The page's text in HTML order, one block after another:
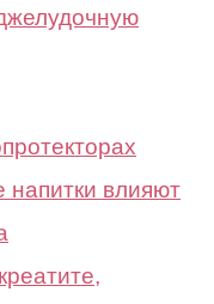
напитки влияют